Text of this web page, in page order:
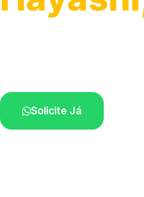
Solicite Já